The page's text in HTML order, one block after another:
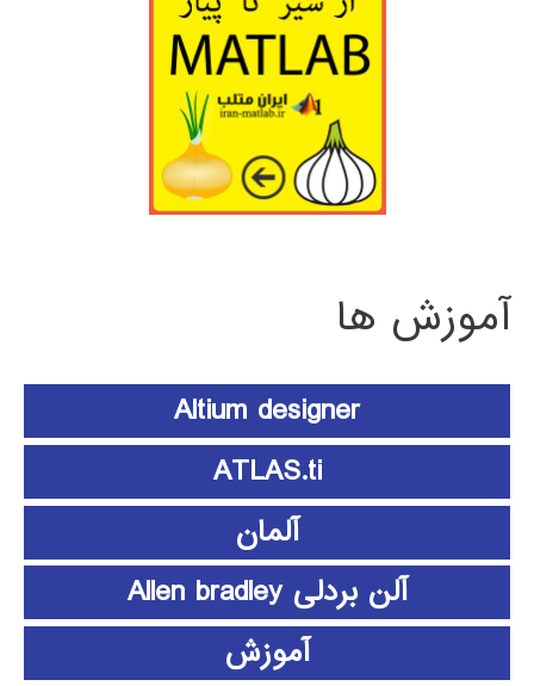
آموزش ها
Altium designer
ATLAS.ti
آلمان
آلن بردلی Allen bradley
آموزش